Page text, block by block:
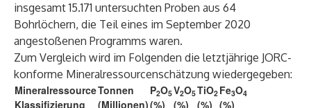
insgesamt 15.171 untersuchten Proben aus 64
Bohrlöchern, die Teil eines im September 2020
angestoßenen Programms waren.
Zum Vergleich wird im Folgenden die letztjährige JORC-
konforme Mineralressourcenschätzung wiedergegeben:
Mineralressource
Klassifizierung
Tonnen
(Millionen)
P2O5
(%)
V2O5
(%)
TiO2
(%)
Fe3O4
(%)